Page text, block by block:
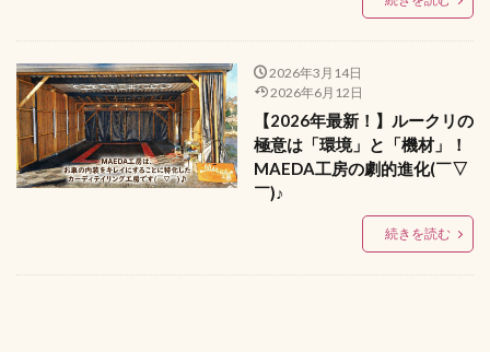
2026年3月14日
2026年6月12日
【2026年最新！】ルークリの
極意は「環境」と「機材」！
MAEDA工房の劇的進化(￣▽
￣)♪
続きを読む